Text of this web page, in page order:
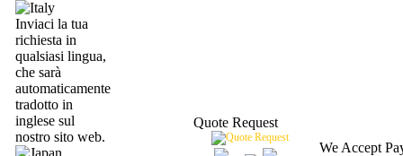
Inviaci la tua
richiesta in
qualsiasi lingua,
che sarà
automaticamente
tradotto in
inglese sul
nostro sito web.
Quote Request
We Accept